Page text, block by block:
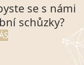
se s námi
schůzky?